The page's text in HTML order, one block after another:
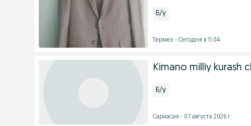
Б/у
Термез - Сегодня в 11:04
Kimano milliy kurash
Б/у
Сариасия - 07 августа 2026 г.